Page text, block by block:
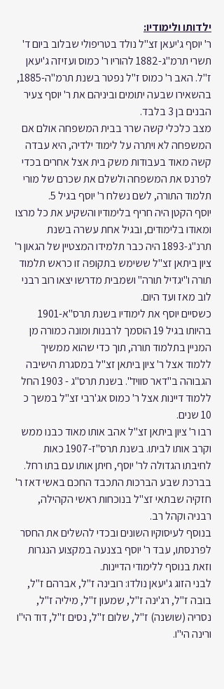
ילדותו ולימודיו:
ר' יוסף ג'יעאן זצ"ל נולד בטריפולי שבלוב ביום ד'
תשרי תרמ"ג-1882 להוריו ר' כמוס ועזיזה ג'יעאן
ז"ל. האב ר' כמוס ז"ל נפטר בשנת תרמ"ה-1885,
בהשאירו שבעה יתומים וביניהם את ר' יוסף צעיר
הבנים בן 3 בלבד.
מצב כלכלי קשה שרר בבית המשפחה אולם אם
המשפחה לא ויתרה על לימוד ילדיה, היא עבדה
קשה מאוד בעבודות משק בית אצל אחרים בכדי
לפרנס את המשפחה ולשלם את שכרם של מורי
תלמוד התורה, לשם נשלח ר' יוסף בגיל 5.
יוסף הקטן היה חריף בלימודיו והשקיע את כל מרצו
ומאודו בלימודים, ובגיל אחת עשרה בשנת
תרנ"ג-1893 היה כבר תלמידו המצטיין של הגאון ר'
ציון ביתאן זצ"ל ששימש בתקופה זו כראש תלמוד
תורה ו"יגדיל תורה" ושמבית מדרשו יצאו רוב רבני
לוב מאז ועד היום.
בהיותו בגיל 19 הוסמך לרבנות ומונה כמורה מן
המניין בתלמוד תורה, תוך כדי שהוא ממשיך
ללמוד אצל ר' ציון ביתאן זצ"ל במסגרת הישיבה
הגבוהה ב"דאר סוויד". בשנת תרס"ג - 1903 החל
ללמוד דיינות אצל ר' כמוס אג'רבי זצ"ל במשך כ
10 שנים.
רבו ר' ציון ביתאן זצ"ל אהב אותו מאוד כבנו ממש
וקרב אותו לביתו. בשנת תרס"ז-1907 כאות
לחיבתו הגדולה לר' יוסף, חיתן אותו עם בתו רחל.
בברכת שבע הברכות התכבד החכם באשי דאז ר'
חזקיה שבתאי זצ"ל בנוכחות ראשי הקהילה,
רבניה וקהל רב.
בנוסף לעיסוקיו השונים ובכדי להשלים את החסר
לפרנסתו, עבד ר' יוסף בצנעה במקצוע הנגרות
וזאת בנוסף ללימודי הדיינות.
לבני הזוג ג'יעאן נולדו: רובינה ז"ל, אברהם ז"ל,
בובה ז"ל, רג'ינה ז"ל, שמעון ז"ל, מיליה ז"ל,
נסריה (שושנה) ז"ל, שלום ז"ל, נסים ז"ל, דוד הי"ו
ורינה הי"ו.